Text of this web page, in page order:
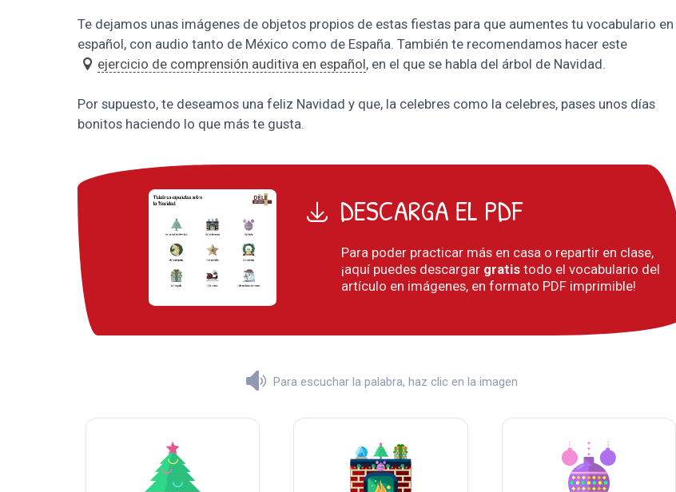
Te dejamos unas imágenes de objetos propios de estas fiestas para que aumentes tu vocabulario en
español, con audio tanto de México como de España. También te recomendamos hacer este
ejercicio de comprensión auditiva en español, en el que se habla del árbol de Navidad.
Por supuesto, te deseamos una feliz Navidad y que, la celebres como la celebres, pases unos días
bonitos haciendo lo que más te gusta.
DESCARGA EL PDF
Para poder practicar más en casa o repartir en clase,
¡aquí puedes descargar gratistodo el vocabulario del
artículo en imágenes, en formato PDF imprimible!
Para escuchar la palabra, haz clic en la imagen